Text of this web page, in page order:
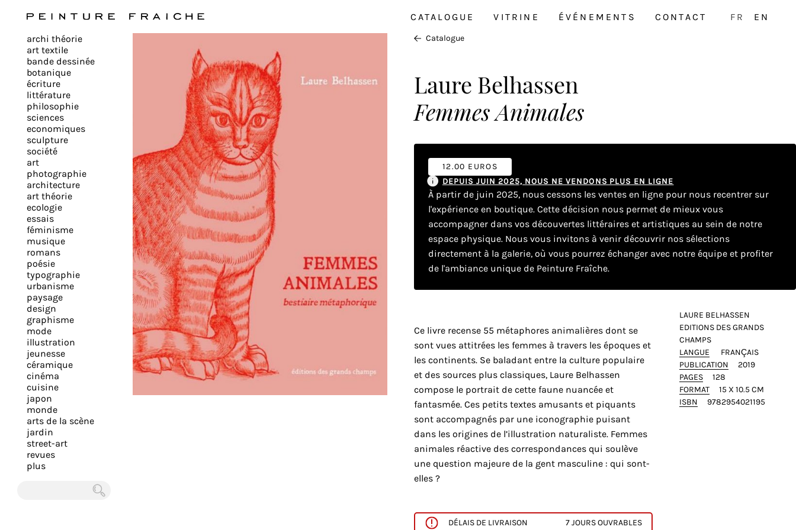
CATALOGUE VITRINE ÉVÉNEMENTS CONTACT FR EN
Catalogue
Laure Belhassen
Femmes Animales
12.00 EUROS
DEPUIS JUIN 2025, NOUS NE VENDONS PLUS EN LIGNE
À partir de juin 2025, nous cessons les ventes en ligne pour nous recentrer sur
l'expérience en boutique. Cette décision nous permet de mieux vous
accompagner dans vos découvertes littéraires et artistiques au sein de notre
espace physique. Nous vous invitons à venir découvrir nos sélections
directement à la galerie, où vous pourrez échanger avec notre équipe et profiter
de l'ambiance unique de Peinture Fraîche.
Ce livre recense 55 métaphores animalières dont se
sont vues attitrées les femmes à travers les époques et
les continents. Se baladant entre la culture populaire
et des sources plus classiques, Laure Belhassen
compose le portrait de cette faune nuancée et
fantasmée. Ces petits textes amusants et piquants
sont accompagnés par une iconographie puisant
dans les origines de l’illustration naturaliste. Femmes
animales réactive des correspondances qui soulève
une question majeure de la gent masculine : qui sont-
elles ?
LAURE BELHASSEN
EDITIONS DES GRANDS
CHAMPS
LANGUE
FRANÇAIS
PUBLICATION
2019
PAGES
128
FORMAT
15 X 10.5 CM
ISBN
9782954021195
DÉLAIS DE LIVRAISON 7 JOURS OUVRABLES
archi théorie
art textile
bande dessinée
botanique
écriture
littérature
philosophie
sciences
economiques
sculpture
société
art
photographie
architecture
art théorie
ecologie
essais
féminisme
musique
romans
poésie
typographie
urbanisme
paysage
design
graphisme
mode
illustration
jeunesse
céramique
cinéma
cuisine
japon
monde
arts de la scène
jardin
street-art
revues
plus
Chercher
Valider
tous
cookies
utilise
cookies
améliorer
expérience
service
personnalisé.